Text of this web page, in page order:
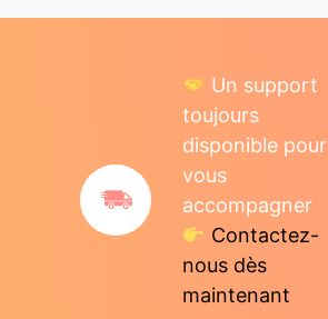
Un support
toujours
disponible pour
vous
accompagner
Contactez-
nous dès
maintenant